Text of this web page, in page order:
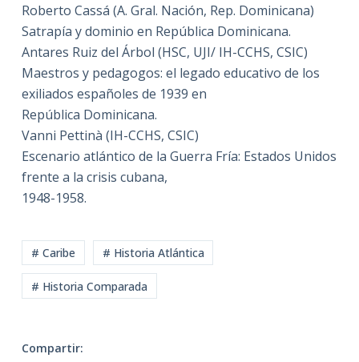
Roberto Cassá (A. Gral. Nación, Rep. Dominicana)
Satrapía y dominio en República Dominicana.
Antares Ruiz del Árbol (HSC, UJI/ IH-CCHS, CSIC)
Maestros y pedagogos: el legado educativo de los
exiliados españoles de 1939 en
República Dominicana.
Vanni Pettinà (IH-CCHS, CSIC)
Escenario atlántico de la Guerra Fría: Estados Unidos
frente a la crisis cubana,
1948-1958.
# Caribe # Historia Atlántica
# Historia Comparada
Compartir: